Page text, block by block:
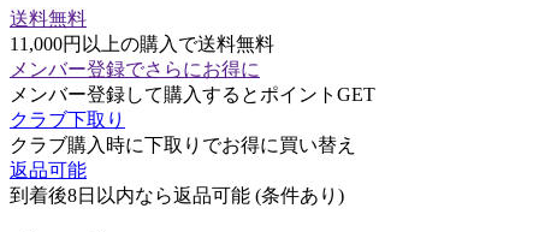
送料無料
11,000円以上の購入で送料無料
メンバー登録でさらにお得に
メンバー登録して購入するとポイントGET
クラブ下取り
クラブ購入時に下取りでお得に買い替え
返品可能
到着後8日以内なら返品可能 (条件あり)